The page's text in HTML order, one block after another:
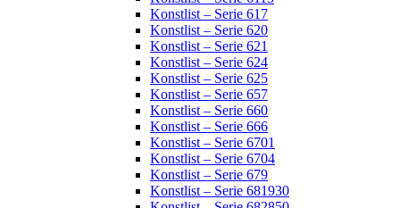
Konstlist – Serie 617
Konstlist – Serie 620
Konstlist – Serie 621
Konstlist – Serie 624
Konstlist – Serie 625
Konstlist – Serie 657
Konstlist – Serie 660
Konstlist – Serie 666
Konstlist – Serie 6701
Konstlist – Serie 6704
Konstlist – Serie 679
Konstlist – Serie 681930